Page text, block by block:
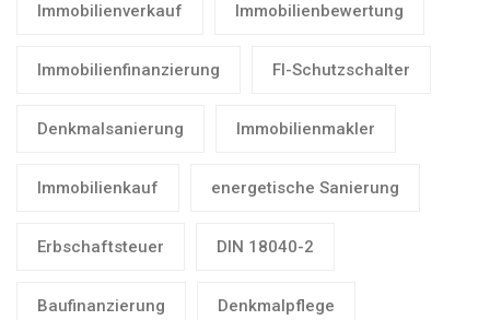
Immobilienverkauf Immobilienbewertung
Immobilienfinanzierung FI-Schutzschalter
Denkmalsanierung Immobilienmakler
Immobilienkauf energetische Sanierung
Erbschaftsteuer DIN 18040-2
Baufinanzierung Denkmalpflege